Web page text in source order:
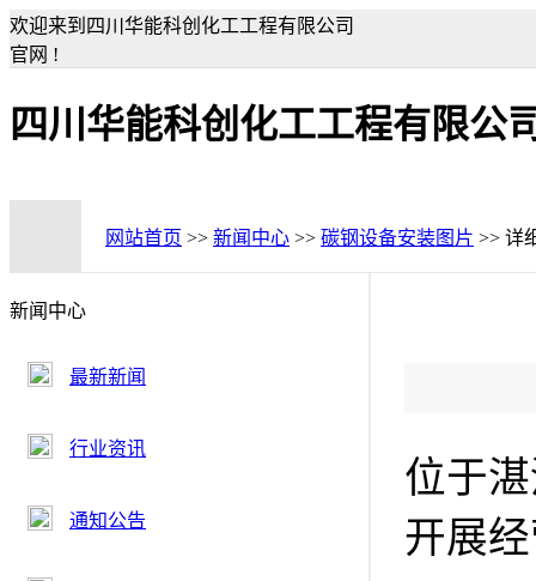
欢迎来到四川华能科创化工工程有限公司
官网 !
四川华能科创化工工程有限公
网站首页 >> 新闻中心 >> 碳钢设备安装图片 >> 详
新闻中心
最新新闻
行业资讯
通知公告
位于
开展